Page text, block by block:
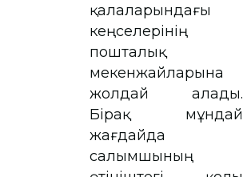
қалаларындағы
кеңселерінің
пошталық
мекенжайларына
жолдай алады.
Бірақ мұндай
жағдайда
салымшының